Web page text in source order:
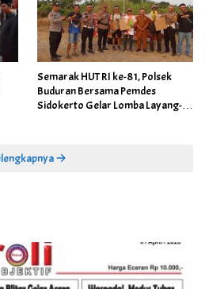
Semarak HUT RI ke-81, Polsek
Buduran Bersama Pemdes
Sidokerto Gelar Lomba Layang-